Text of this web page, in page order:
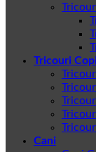
Tricouri
Cani